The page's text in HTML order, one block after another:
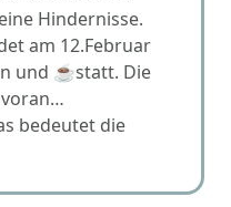
Hindernisse.
am 12.Februar
und ☕️statt. Die
bedeutet die